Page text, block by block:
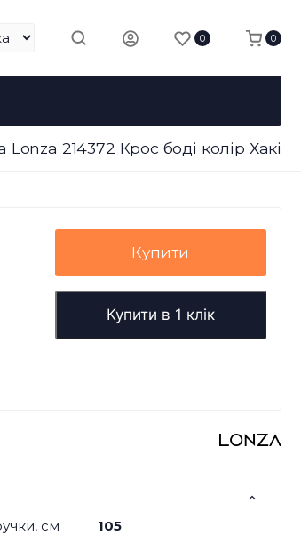
0 0
Lonza 214372 Крос боді колір Хакі
Купити
Купити в 1 клік
см
105